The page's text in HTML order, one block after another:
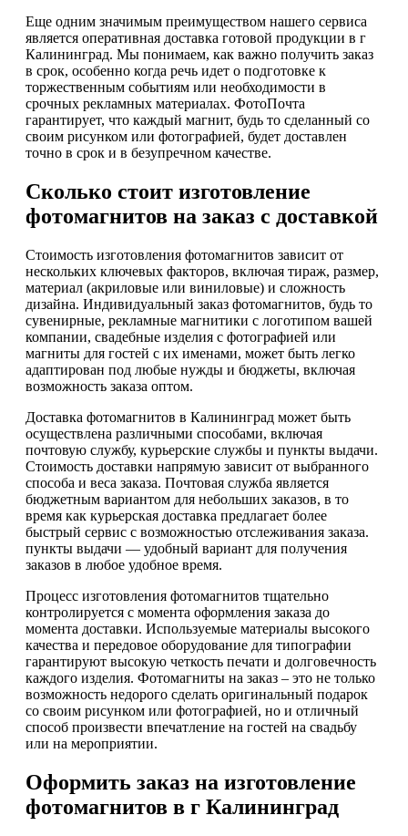
Еще одним значимым преимуществом нашего сервиса
является оперативная доставка готовой продукции в г
Калининград. Мы понимаем, как важно получить заказ
в срок, особенно когда речь идет о подготовке к
торжественным событиям или необходимости в
срочных рекламных материалах. ФотоПочта
гарантирует, что каждый магнит, будь то сделанный со
своим рисунком или фотографией, будет доставлен
точно в срок и в безупречном качестве.
Сколько стоит изготовление
фотомагнитов на заказ с доставкой
Стоимость изготовления фотомагнитов зависит от
нескольких ключевых факторов, включая тираж, размер,
материал (акриловые или виниловые) и сложность
дизайна. Индивидуальный заказ фотомагнитов, будь то
сувенирные, рекламные магнитики с логотипом вашей
компании, свадебные изделия с фотографией или
магниты для гостей с их именами, может быть легко
адаптирован под любые нужды и бюджеты, включая
возможность заказа оптом.
Доставка фотомагнитов в Калининград может быть
осуществлена различными способами, включая
почтовую службу, курьерские службы и пункты выдачи.
Стоимость доставки напрямую зависит от выбранного
способа и веса заказа. Почтовая служба является
бюджетным вариантом для небольших заказов, в то
время как курьерская доставка предлагает более
быстрый сервис с возможностью отслеживания заказа.
пункты выдачи — удобный вариант для получения
заказов в любое удобное время.
Процесс изготовления фотомагнитов тщательно
контролируется с момента оформления заказа до
момента доставки. Используемые материалы высокого
качества и передовое оборудование для типографии
гарантируют высокую четкость печати и долговечность
каждого изделия. Фотомагниты на заказ – это не только
возможность недорого сделать оригинальный подарок
со своим рисунком или фотографией, но и отличный
способ произвести впечатление на гостей на свадьбу
или на мероприятии.
Оформить заказ на изготовление
фотомагнитов в г Калининград